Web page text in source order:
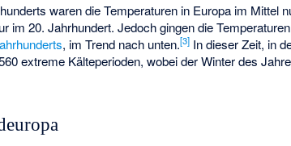
waren die Temperaturen in Europa im Mittel
im 20. Jahrhundert. Jedoch gingen die
, im Trend nach unten.[3] In dieser Zeit, in
extreme Kälteperioden, wobei der Winter des